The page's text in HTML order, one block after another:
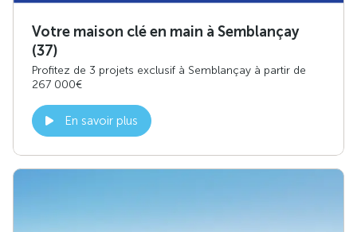
Votre maison clé en main à Semblançay
(37)
Profitez de 3 projets exclusif à Semblançay à partir de
267 000€
En savoir plus